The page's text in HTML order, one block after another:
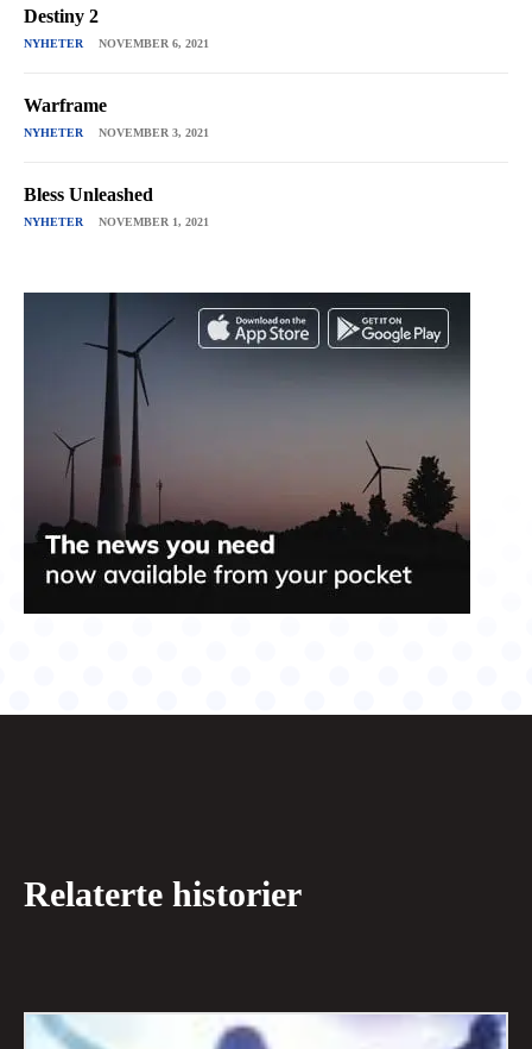
Destiny 2
NYHETER NOVEMBER 6, 2021
Warframe
NYHETER NOVEMBER 3, 2021
Bless Unleashed
NYHETER NOVEMBER 1, 2021
Relaterte historier